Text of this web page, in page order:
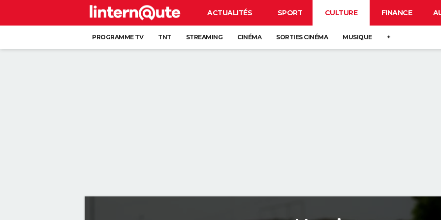
ACTUALITÉS SPORT CULTURE FINANCE
PROGRAMME TV TNT STREAMING CINÉMA SORTIES CINÉMA MUSIQUE +